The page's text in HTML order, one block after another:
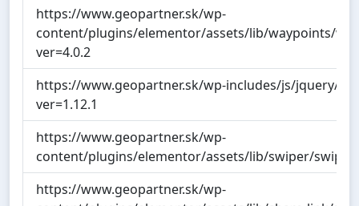
https://www.geopartner.sk/wp-
content/plugins/elementor/assets/lib/waypoints/
ver=4.0.2
https://www.geopartner.sk/wp-includes/js/jquery/ui/
ver=1.12.1
https://www.geopartner.sk/wp-
content/plugins/elementor/assets/lib/swiper/
https://www.geopartner.sk/wp-